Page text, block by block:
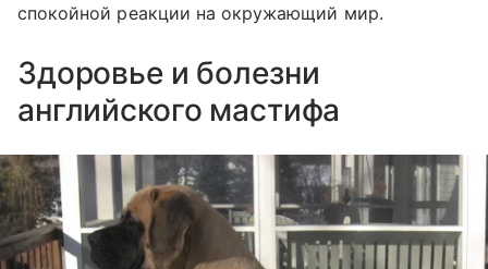
спокойной реакции на окружающий мир.
Здоровье и болезни
английского мастифа